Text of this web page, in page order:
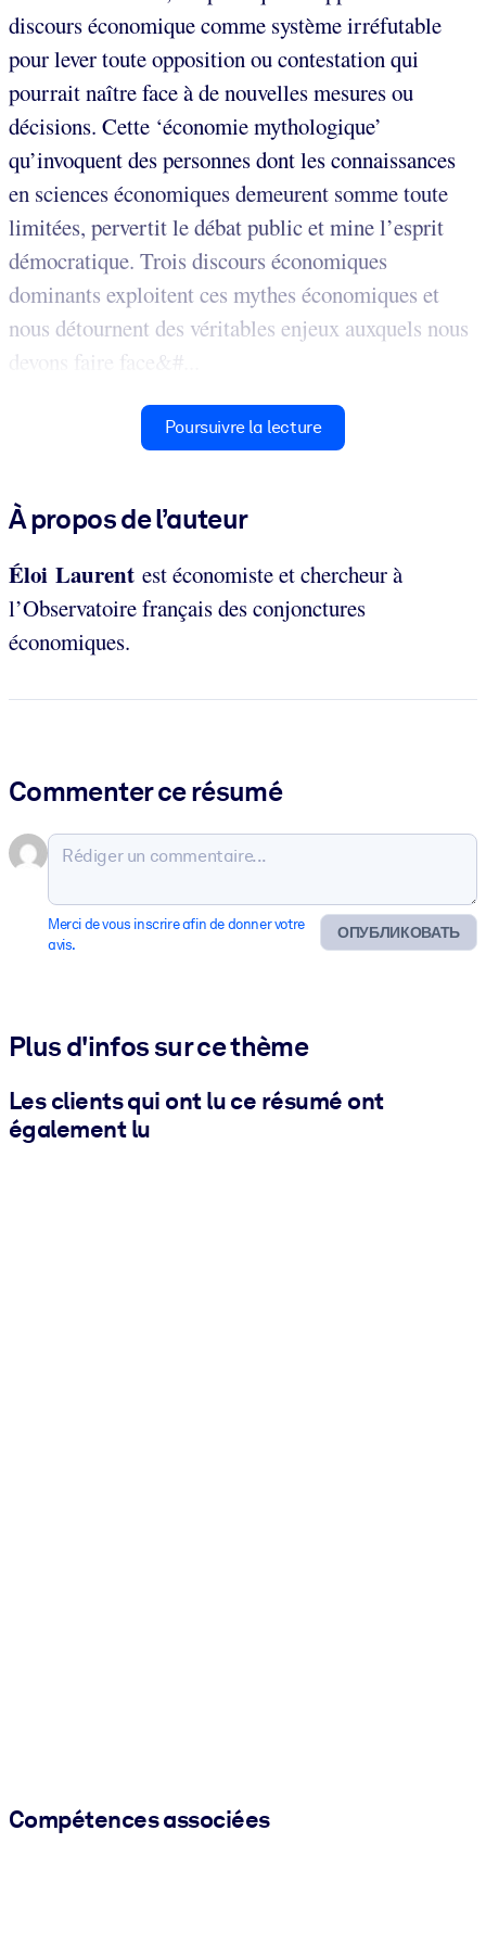
discours économique comme système irréfutable
pour lever toute opposition ou contestation qui
pourrait naître face à de nouvelles mesures ou
décisions. Cette ‘économie mythologique’
qu’invoquent des personnes dont les connaissances
en sciences économiques demeurent somme toute
limitées, pervertit le débat public et mine l’esprit
démocratique. Trois discours économiques
dominants exploitent ces mythes économiques et
nous détournent des véritables enjeux auxquels nous
devons faire face&#...
Poursuivre la lecture
À propos de l’auteur
Éloi Laurent est économiste et chercheur à
l’Observatoire français des conjonctures
économiques.
Commenter ce résumé
ОПУБЛИКОВАТЬ
Merci de vous inscrire afin de donner votre
avis.
Plus d'infos sur ce thème
Les clients qui ont lu ce résumé ont
également lu
Compétences associées